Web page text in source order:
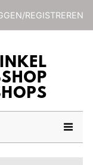
REGISTREREN